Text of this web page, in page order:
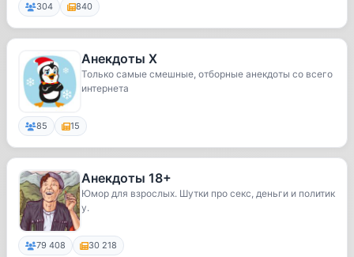
304 840
Анекдоты X
Только самые смешные, отборные анекдоты со всего
интернета
85 15
Анекдоты 18+
Юмор для взрослых. Шутки про секс, деньги и политик
у.
79 408 30 218